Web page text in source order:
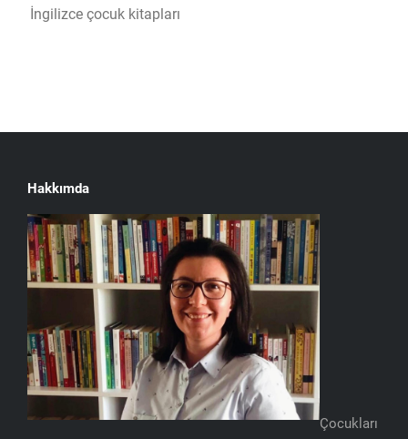
İngilizce çocuk kitapları
Hakkımda
Çocukları